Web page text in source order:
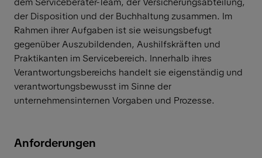
der Disposition und der Buchhaltung zusammen. Im
Rahmen ihrer Aufgaben ist sie weisungsbefugt
gegenüber Auszubildenden, Aushilfskräften und
Praktikanten im Servicebereich. Innerhalb ihres
Verantwortungsbereichs handelt sie eigenständig und
verantwortungsbewusst im Sinne der
unternehmensinternen Vorgaben und Prozesse.
Anforderungen